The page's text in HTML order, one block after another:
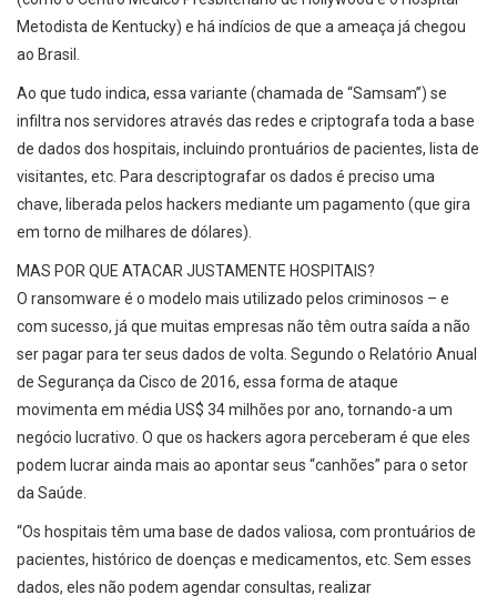
Metodista de Kentucky) e há indícios de que a ameaça já chegou
ao Brasil.
Ao que tudo indica, essa variante (chamada de “Samsam”) se
infiltra nos servidores através das redes e criptografa toda a base
de dados dos hospitais, incluindo prontuários de pacientes, lista de
visitantes, etc. Para descriptografar os dados é preciso uma
chave, liberada pelos hackers mediante um pagamento (que gira
em torno de milhares de dólares).
MAS POR QUE ATACAR JUSTAMENTE HOSPITAIS?
O ransomware é o modelo mais utilizado pelos criminosos – e
com sucesso, já que muitas empresas não têm outra saída a não
ser pagar para ter seus dados de volta. Segundo o Relatório Anual
de Segurança da Cisco de 2016, essa forma de ataque
movimenta em média US$ 34 milhões por ano, tornando-a um
negócio lucrativo. O que os hackers agora perceberam é que eles
podem lucrar ainda mais ao apontar seus “canhões” para o setor
da Saúde.
“Os hospitais têm uma base de dados valiosa, com prontuários de
pacientes, histórico de doenças e medicamentos, etc. Sem esses
dados, eles não podem agendar consultas, realizar